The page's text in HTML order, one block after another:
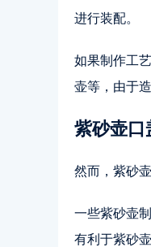
进行装配。
如果制作工
壶等，由于
紫砂壶口
然而，紫砂
一些紫砂壶
有利于紫砂